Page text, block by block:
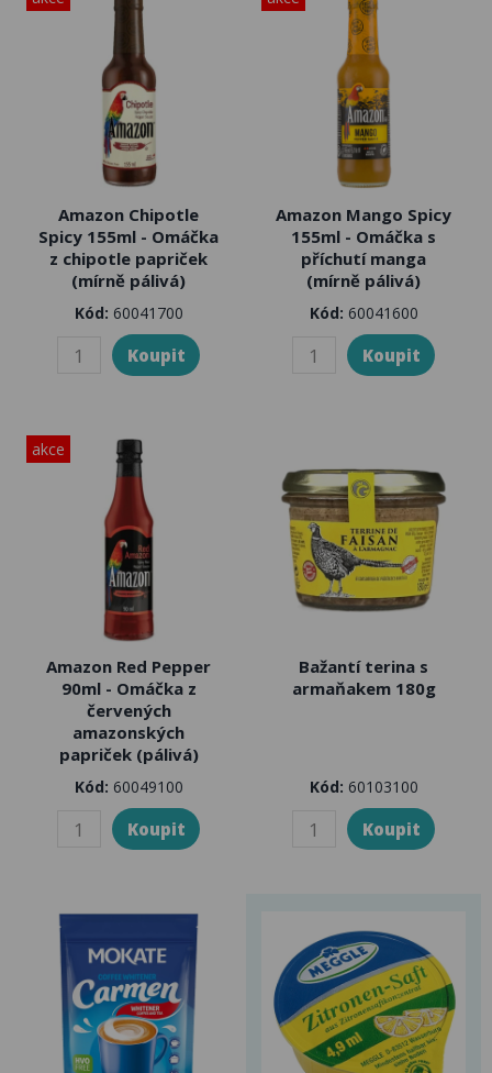
Amazon Chipotle
Spicy 155ml - Omáčka
z chipotle papriček
(mírně pálivá)
Kód: 60041700
Amazon Mango Spicy
155ml - Omáčka s
příchutí manga
(mírně pálivá)
Kód: 60041600
akce
Amazon Red Pepper
90ml - Omáčka z
červených
amazonských
papriček (pálivá)
Kód: 60049100
Bažantí terina s
armaňakem 180g
Kód: 60103100